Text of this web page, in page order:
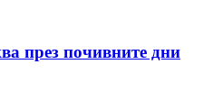
през почивните дни